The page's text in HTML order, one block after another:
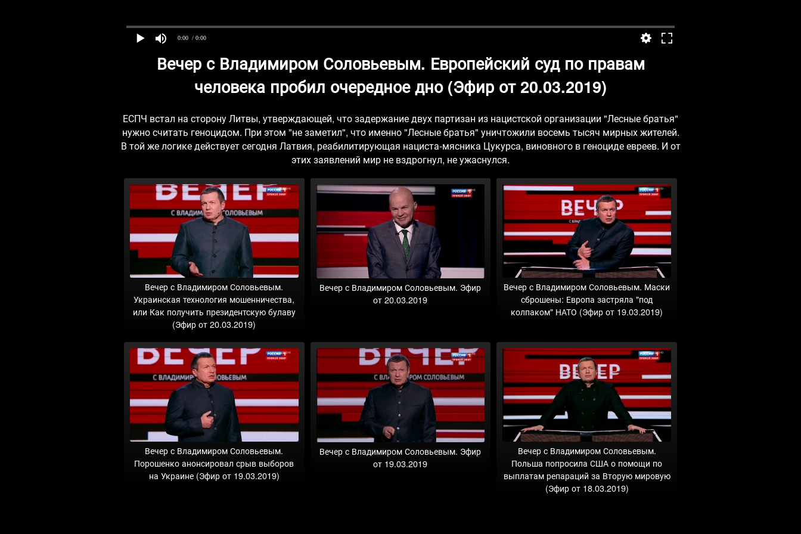
0:00 / 0:00
Вечер с Владимиром Соловьевым. Европейский суд по правам
человека пробил очередное дно (Эфир от 20.03.2019)
ЕСПЧ встал на сторону Литвы, утверждающей, что задержание двух партизан из нацистской организации "Лесные братья"
нужно считать геноцидом. При этом "не заметил", что именно "Лесные братья" уничтожили восемь тысяч мирных жителей.
В той же логике действует сегодня Латвия, реабилитирующая нациста-мясника Цукурса, виновного в геноциде евреев. И от
этих заявлений мир не вздрогнул, не ужаснулся.
Вечер с Владимиром Соловьевым.
Украинская технология мошенничества,
или Как получить президентскую булаву
(Эфир от 20.03.2019)
Вечер с Владимиром Соловьевым. Эфир
от 20.03.2019
Вечер с Владимиром Соловьевым. Маски
сброшены: Европа застряла "под
колпаком" НАТО (Эфир от 19.03.2019)
Вечер с Владимиром Соловьевым.
Порошенко анонсировал срыв выборов
на Украине (Эфир от 19.03.2019)
Вечер с Владимиром Соловьевым. Эфир
от 19.03.2019
Вечер с Владимиром Соловьевым.
Польша попросила США о помощи по
выплатам репараций за Вторую мировую
(Эфир от 18.03.2019)